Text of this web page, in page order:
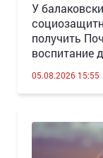
У
получить
воспитание
05.08.2026 15:55